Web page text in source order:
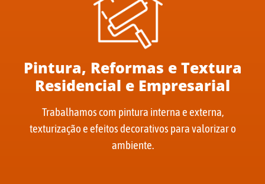
Pintura, Reformas e Textura
Residencial e Empresarial
Trabalhamos com pintura interna e externa,
texturização e efeitos decorativos para valorizar o
ambiente.